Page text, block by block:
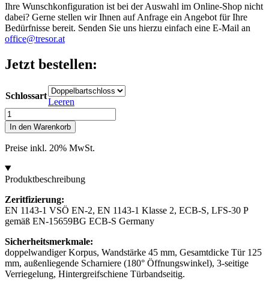
Ihre Wunschkonfiguration ist bei der Auswahl im Online-Shop nicht
dabei? Gerne stellen wir Ihnen auf Anfrage ein Angebot für Ihre
Bedürfnisse bereit. Senden Sie uns hierzu einfach eine E-Mail an
office@tresor.at
Jetzt bestellen:
Schlossart
Leeren
Rottner
Wertschutzschrank
Diamant
Fire
PO100
Menge
In den Warenkorb
Preise inkl. 20% MwSt.
Produktbeschreibung
Zeritfizierung:
EN 1143-1 VSÖ EN-2, EN 1143-1 Klasse 2, ECB-S, LFS-30 P
gemäß EN-15659BG ECB-S Germany
Sicherheitsmerkmale:
doppelwandiger Korpus, Wandstärke 45 mm, Gesamtdicke Tür 125
mm, außenliegende Scharniere (180° Öffnungswinkel), 3-seitige
Verriegelung, Hintergreifschiene Türbandseitig.